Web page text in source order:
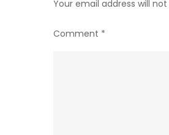
Your email address will
Comment *